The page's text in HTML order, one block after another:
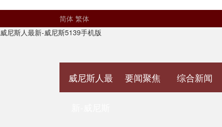
简体 繁体
威尼斯人最新-威尼斯5139手机版
威尼斯人最 要闻聚焦 综合新闻